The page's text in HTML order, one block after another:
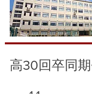
高30回卒同